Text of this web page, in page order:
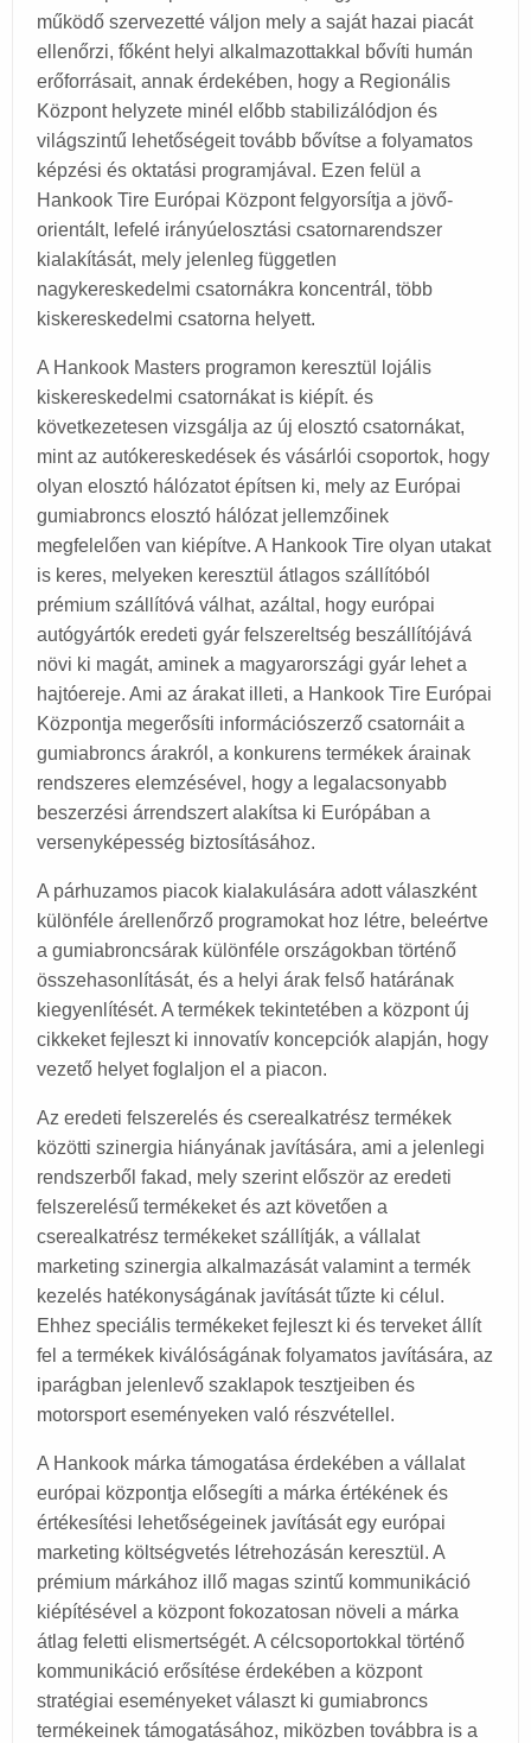
működő szervezetté váljon mely a saját hazai piacát
ellenőrzi, főként helyi alkalmazottakkal bővíti humán
erőforrásait, annak érdekében, hogy a Regionális
Központ helyzete minél előbb stabilizálódjon és
világszintű lehetőségeit tovább bővítse a folyamatos
képzési és oktatási programjával. Ezen felül a
Hankook Tire Európai Központ felgyorsítja a jövő-
orientált, lefelé irányúelosztási csatornarendszer
kialakítását, mely jelenleg független
nagykereskedelmi csatornákra koncentrál, több
kiskereskedelmi csatorna helyett.
A Hankook Masters programon keresztül lojális
kiskereskedelmi csatornákat is kiépít. és
következetesen vizsgálja az új elosztó csatornákat,
mint az autókereskedések és vásárlói csoportok, hogy
olyan elosztó hálózatot építsen ki, mely az Európai
gumiabroncs elosztó hálózat jellemzőinek
megfelelően van kiépítve. A Hankook Tire olyan utakat
is keres, melyeken keresztül átlagos szállítóból
prémium szállítóvá válhat, azáltal, hogy európai
autógyártók eredeti gyár felszereltség beszállítójává
növi ki magát, aminek a magyarországi gyár lehet a
hajtóereje. Ami az árakat illeti, a Hankook Tire Európai
Központja megerősíti információszerző csatornáit a
gumiabroncs árakról, a konkurens termékek árainak
rendszeres elemzésével, hogy a legalacsonyabb
beszerzési árrendszert alakítsa ki Európában a
versenyképesség biztosításához.
A párhuzamos piacok kialakulására adott válaszként
különféle árellenőrző programokat hoz létre, beleértve
a gumiabroncsárak különféle országokban történő
összehasonlítását, és a helyi árak felső határának
kiegyenlítését. A termékek tekintetében a központ új
cikkeket fejleszt ki innovatív koncepciók alapján, hogy
vezető helyet foglaljon el a piacon.
Az eredeti felszerelés és cserealkatrész termékek
közötti szinergia hiányának javítására, ami a jelenlegi
rendszerből fakad, mely szerint először az eredeti
felszerelésű termékeket és azt követően a
cserealkatrész termékeket szállítják, a vállalat
marketing szinergia alkalmazását valamint a termék
kezelés hatékonyságának javítását tűzte ki célul.
Ehhez speciális termékeket fejleszt ki és terveket állít
fel a termékek kiválóságának folyamatos javítására, az
iparágban jelenlevő szaklapok tesztjeiben és
motorsport eseményeken való részvétellel.
A Hankook márka támogatása érdekében a vállalat
európai központja elősegíti a márka értékének és
értékesítési lehetőségeinek javítását egy európai
marketing költségvetés létrehozásán keresztül. A
prémium márkához illő magas szintű kommunikáció
kiépítésével a központ fokozatosan növeli a márka
átlag feletti elismertségét. A célcsoportokkal történő
kommunikáció erősítése érdekében a központ
stratégiai eseményeket választ ki gumiabroncs
termékeinek támogatásához, miközben továbbra is a